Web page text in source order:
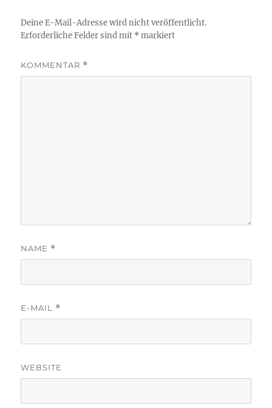
Deine E-Mail-Adresse wird nicht veröffentlicht.
Erforderliche Felder sind mit *markiert
KOMMENTAR *
NAME *
E-MAIL *
WEBSITE